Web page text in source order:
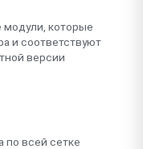
которые
и соответствуют
версии
по всей сетке